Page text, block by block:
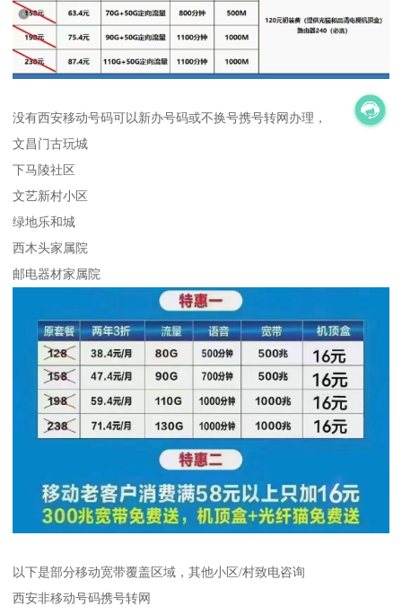
没有西安移动号码可以新办号码或不换号携号转网办理，
文昌门古玩城
下马陵社区
文艺新村小区
绿地乐和城
西木头家属院
邮电器材家属院
以下是部分移动宽带覆盖区域，其他小区/村致电咨询
西安非移动号码携号转网